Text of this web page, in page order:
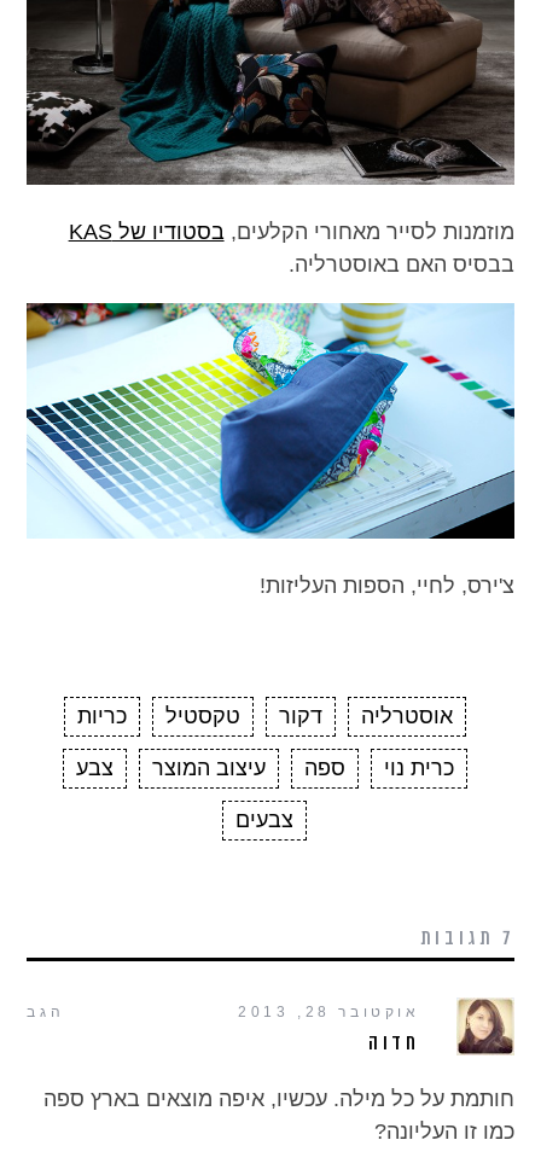
מוזמנות לסייר מאחורי הקלעים,בסטודיו של KAS
בבסיס האם באוסטרליה.
צ'ירס, לחיי, הספות העליזות!
אוסטרליה דקור טקסטיל כריות
כרית נוי ספה עיצוב המוצר צבע
צבעים
7 תגובות
הגב אוקטובר 28, 2013
חדוה
חותמת על כל מילה. עכשיו, איפה מוצאים בארץ ספה
כמו זו העליונה?